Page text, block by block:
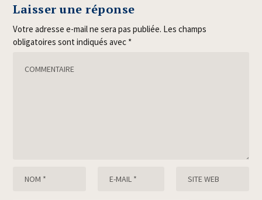
Laisser une réponse
Votre adresse e-mail ne sera pas publiée. Les champs
obligatoires sont indiqués avec *